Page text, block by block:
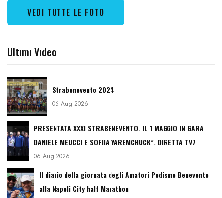
VEDI TUTTE LE FOTO
Ultimi Video
Strabenevento 2024
06 Aug 2026
PRESENTATA XXXI STRABENEVENTO. IL 1 MAGGIO IN GARA
DANIELE MEUCCI E SOFIIA YAREMCHUCK”. DIRETTA TV7
06 Aug 2026
Il diario della giornata degli Amatori Podismo Benevento
alla Napoli City half Marathon